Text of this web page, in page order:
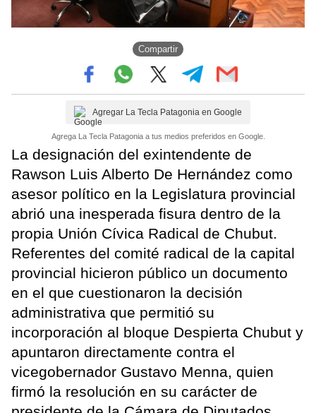
Compartir
Agregar La Tecla Patagonia en Google
Agrega La Tecla Patagonia a tus medios preferidos en Google.
La designación del exintendente de
Rawson Luis Alberto De Hernández como
asesor político en la Legislatura provincial
abrió una inesperada fisura dentro de la
propia Unión Cívica Radical de Chubut.
Referentes del comité radical de la capital
provincial hicieron público un documento
en el que cuestionaron la decisión
administrativa que permitió su
incorporación al bloque Despierta Chubut y
apuntaron directamente contra el
vicegobernador Gustavo Menna, quien
firmó la resolución en su carácter de